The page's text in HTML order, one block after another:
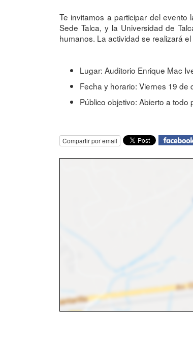
Te invitamos a participar del evento
Sede Talca, y la Universidad de
humanos. La actividad se realizará el
Lugar: Auditorio Enrique Mac
Fecha y horario: Viernes 19
Público objetivo: Abierto a todo
Compartir por email